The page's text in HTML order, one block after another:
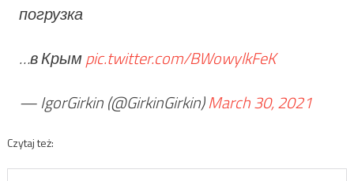
погрузка
…в Крымpic.twitter.com/BWowylkFeK
— IgorGirkin (@GirkinGirkin)March 30, 2021
Czytaj też: